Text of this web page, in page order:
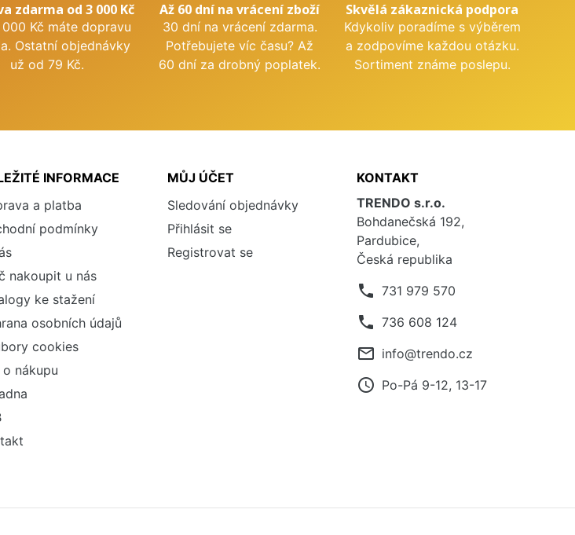
zdarma od 3 000 Kč
Kč máte dopravu
Ostatní objednávky
už od 79 Kč.
Až 60 dní na vrácení zboží
30 dní na vrácení zdarma.
Potřebujete víc času? Až
60 dní za drobný poplatek.
Skvělá zákaznická podpora
Kdykoliv poradíme s výběrem
a zodpovíme každou otázku.
Sortiment známe poslepu.
INFORMACE
a platba
podmínky
nakoupit u nás
ke stažení
osobních údajů
cookies
o nákupu
MŮJ ÚČET
Sledování objednávky
Přihlásit se
Registrovat se
KONTAKT
TRENDO s.r.o.
Bohdanečská 192,
Pardubice,
Česká republika
phone 731 979 570
phone 736 608 124
mail_outline info@trendo.cz
access_time Po-Pá 9-12, 13-17